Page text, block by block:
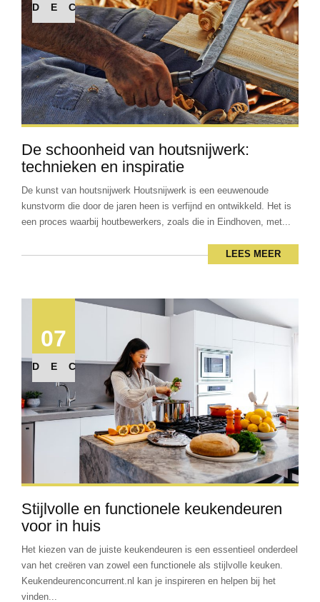
DEC
De schoonheid van houtsnijwerk:
technieken en inspiratie
De kunst van houtsnijwerk Houtsnijwerk is een eeuwenoude
kunstvorm die door de jaren heen is verfijnd en ontwikkeld. Het is
een proces waarbij houtbewerkers, zoals die in Eindhoven, met...
LEES MEER
07
DEC
Stijlvolle en functionele keukendeuren
voor in huis
Het kiezen van de juiste keukendeuren is een essentieel onderdeel
van het creëren van zowel een functionele als stijlvolle keuken.
Keukendeurenconcurrent.nl kan je inspireren en helpen bij het
vinden...